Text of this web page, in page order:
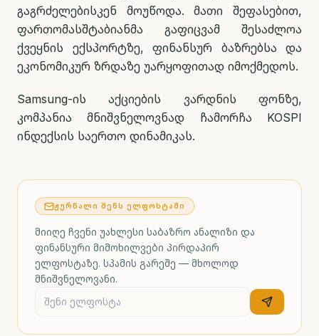
გაგრძელებისკენ მოუწოდა. მათი შეფასებით,
ფართომასშტაბიანმა გაფიცვამ შესაძლოა
ქვეყნის ექსპორტზე, ფინანსურ ბაზრებსა და
ეკონომიკურ ზრდაზე უარყოფითად იმოქმედოს.
Samsung-ის აქციების ვარდნის ფონზე,
კომპანია მნიშვნელოვნად ჩამორჩა KOSPI
ინდექსის საერთო დინამიკას.
ᲟᲣᲠᲜᲐᲚᲘ ᲨᲔᲜᲡ ᲔᲚᲤᲝᲡᲢᲐᲨᲘ
მიიღე ჩვენი უახლესი საბაზრო ანალიზი და
ფინანსური მიმოხილვები პირდაპირ
ელფოსტაზე. სპამის გარეშე — მხოლოდ
მნიშვნელოვანი.